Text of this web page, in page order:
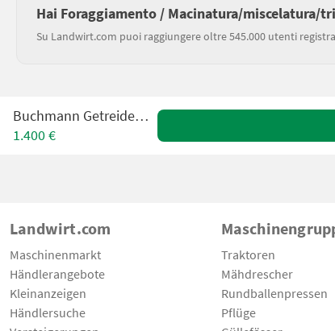
Hai Foraggiamento / Macinatura/miscelatura/
Su Landwirt.com puoi raggiungere oltre 545.000 utenti
Buchmann Getreidemuehle
1.400 €
Landwirt.com
Maschinenmarkt
Händlerangebote
Kleinanzeigen
Händlersuche
Traktoren
Mähdrescher
Rundballenpressen
Pflüge